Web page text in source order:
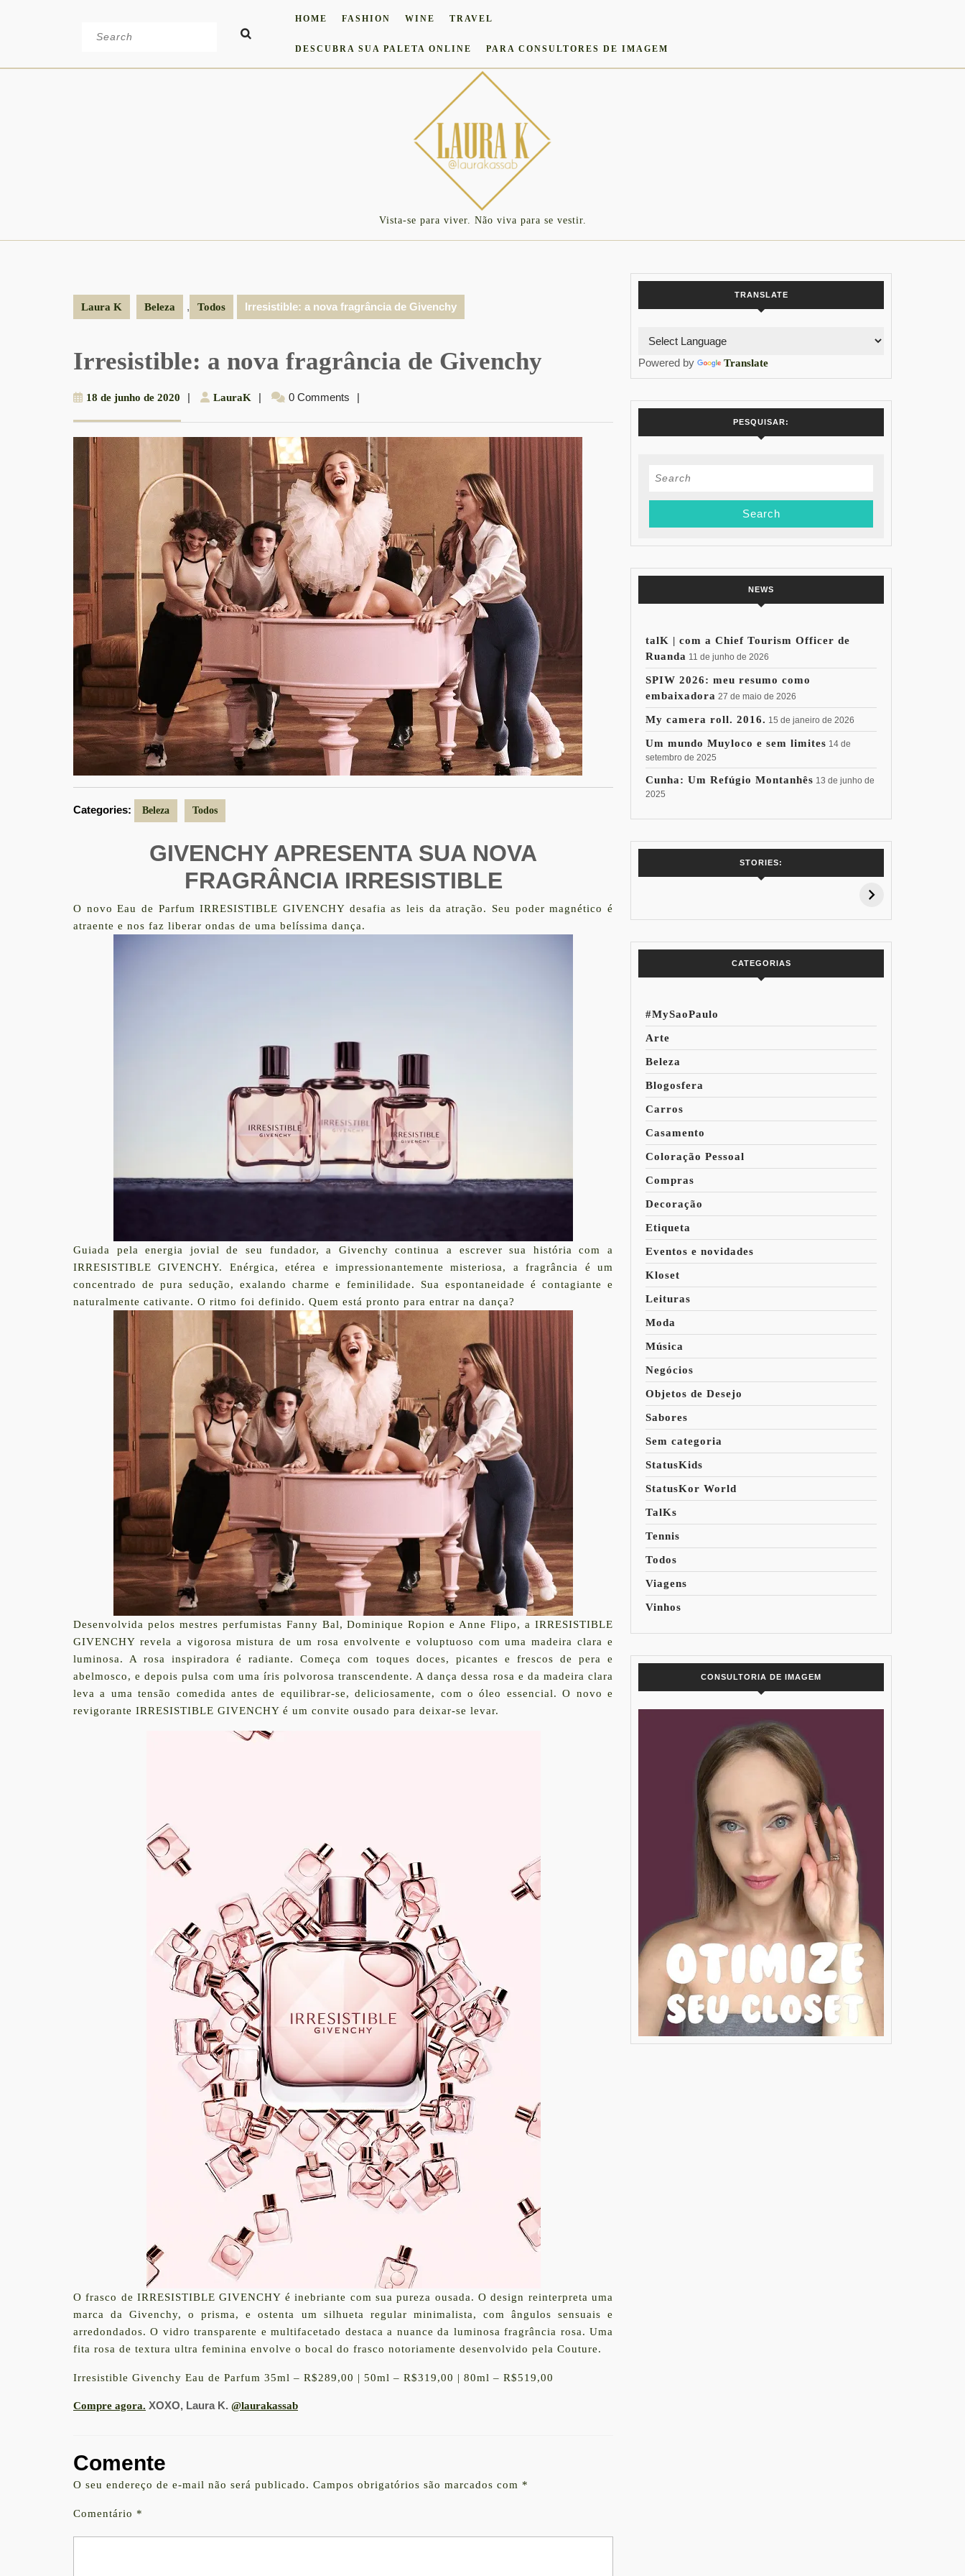
HOME FASHION WINE TRAVEL
DESCUBRA SUA PALETA ONLINE PARA CONSULTORES DE IMAGEM
Vista-se para viver. Não viva para se vestir.
Laura K Beleza , Todos Irresistible: a nova fragrância de Givenchy
Irresistible: a nova fragrância de Givenchy
18 de junho de 2020 18
de
2020
| LauraK LauraK
| 0 Comments |
Categories: Beleza Todos
GIVENCHY APRESENTA SUA NOVA
FRAGRÂNCIA IRRESISTIBLE
O novo Eau de Parfum IRRESISTIBLE GIVENCHY desafia as leis da atração. Seu poder magnético é
atraente e nos faz liberar ondas de uma belíssima dança.
Guiada pela energia jovial de seu fundador, a Givenchy continua a escrever sua história com a
IRRESISTIBLE GIVENCHY. Enérgica, etérea e impressionantemente misteriosa, a fragrância é um
concentrado de pura sedução, exalando charme e feminilidade. Sua espontaneidade é contagiante e
naturalmente cativante. O ritmo foi definido. Quem está pronto para entrar na dança?
Desenvolvida pelos mestres perfumistas Fanny Bal, Dominique Ropion e Anne Flipo, a IRRESISTIBLE
GIVENCHY revela a vigorosa mistura de um rosa envolvente e voluptuoso com uma madeira clara e
luminosa. A rosa inspiradora é radiante. Começa com toques doces, picantes e frescos de pera e
abelmosco, e depois pulsa com uma íris polvorosa transcendente. A dança dessa rosa e da madeira clara
leva a uma tensão comedida antes de equilibrar-se, deliciosamente, com o óleo essencial. O novo e
revigorante IRRESISTIBLE GIVENCHY é um convite ousado para deixar-se levar.
O frasco de IRRESISTIBLE GIVENCHY é inebriante com sua pureza ousada. O design reinterpreta uma
marca da Givenchy, o prisma, e ostenta um silhueta regular minimalista, com ângulos sensuais e
arredondados. O vidro transparente e multifacetado destaca a nuance da luminosa fragrância rosa. Uma
fita rosa de textura ultra feminina envolve o bocal do frasco notoriamente desenvolvido pela Couture.
Irresistible Givenchy Eau de Parfum 35ml – R$289,00 | 50ml – R$319,00 | 80ml – R$519,00
Compre agora. XOXO, Laura K. @laurakassab
Comente
O seu endereço de e-mail não será publicado. Campos obrigatórios são marcados com *
Comentário *
TRANSLATE
Powered by Translate
PESQUISAR:
Search
NEWS
talK | com a Chief Tourism Officer de
Ruanda 11 de junho de 2026
SPIW 2026: meu resumo como
embaixadora 27 de maio de 2026
My camera roll. 2016. 15 de janeiro de 2026
Um mundo Muyloco e sem limites 14 de
setembro de 2025
Cunha: Um Refúgio Montanhês 13 de junho de
2025
STORIES:
7 Vinhos com +
15% de
Pessoal: Os
CATEGORIAS
#MySaoPaulo
Arte
Beleza
Blogosfera
Carros
Casamento
Coloração Pessoal
Compras
Decoração
Etiqueta
Eventos e novidades
Kloset
Leituras
Moda
Música
Negócios
Objetos de Desejo
Sabores
Sem categoria
StatusKids
StatusKor World
TalKs
Tennis
Todos
Viagens
Vinhos
CONSULTORIA DE IMAGEM